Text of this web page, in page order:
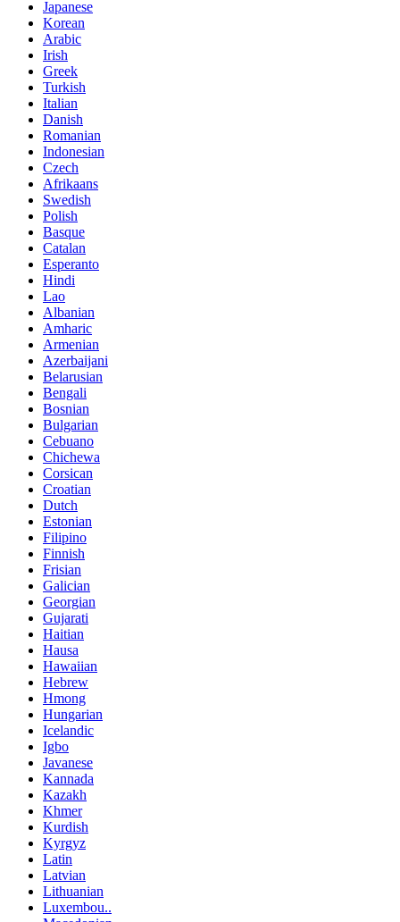
Japanese
Korean
Arabic
Irish
Greek
Turkish
Italian
Danish
Romanian
Indonesian
Czech
Afrikaans
Swedish
Polish
Basque
Catalan
Esperanto
Hindi
Lao
Albanian
Amharic
Armenian
Azerbaijani
Belarusian
Bengali
Bosnian
Bulgarian
Cebuano
Chichewa
Corsican
Croatian
Dutch
Estonian
Filipino
Finnish
Frisian
Galician
Georgian
Gujarati
Haitian
Hausa
Hawaiian
Hebrew
Hmong
Hungarian
Icelandic
Igbo
Javanese
Kannada
Kazakh
Khmer
Kurdish
Kyrgyz
Latin
Latvian
Lithuanian
Luxembou..